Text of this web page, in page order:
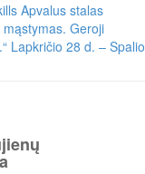
Apvalus stalas
mąstymas. Geroji
Lapkričio 28 d. – Spalio